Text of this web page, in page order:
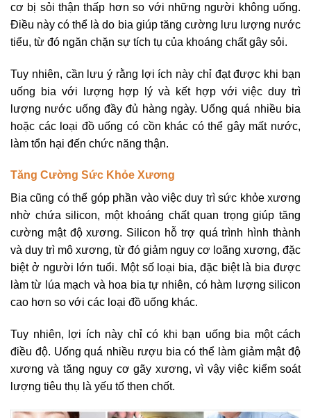
cơ bị sỏi thận thấp hơn so với những người không uống.
Điều này có thể là do bia giúp tăng cường lưu lượng nước
tiểu, từ đó ngăn chặn sự tích tụ của khoáng chất gây sỏi.
Tuy nhiên, cần lưu ý rằng lợi ích này chỉ đạt được khi bạn
uống bia với lượng hợp lý và kết hợp với việc duy trì
lượng nước uống đầy đủ hàng ngày. Uống quá nhiều bia
hoặc các loại đồ uống có cồn khác có thể gây mất nước,
làm tổn hại đến chức năng thận.
Tăng Cường Sức Khỏe Xương
Bia cũng có thể góp phần vào việc duy trì sức khỏe xương
nhờ chứa silicon, một khoáng chất quan trọng giúp tăng
cường mật độ xương. Silicon hỗ trợ quá trình hình thành
và duy trì mô xương, từ đó giảm nguy cơ loãng xương, đặc
biệt ở người lớn tuổi. Một số loại bia, đặc biệt là bia được
làm từ lúa mạch và hoa bia tự nhiên, có hàm lượng silicon
cao hơn so với các loại đồ uống khác.
Tuy nhiên, lợi ích này chỉ có khi bạn uống bia một cách
điều độ. Uống quá nhiều rượu bia có thể làm giảm mật độ
xương và tăng nguy cơ gãy xương, vì vậy việc kiểm soát
lượng tiêu thụ là yếu tố then chốt.